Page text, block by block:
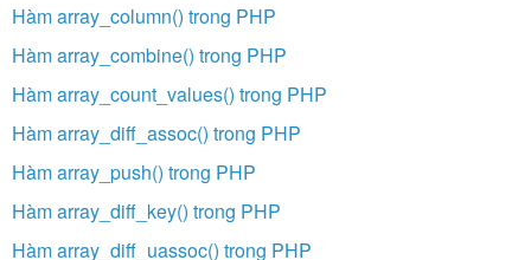
Hàm array_column() trong PHP
Hàm array_combine() trong PHP
Hàm array_count_values() trong PHP
Hàm array_diff_assoc() trong PHP
Hàm array_push() trong PHP
Hàm array_diff_key() trong PHP
Hàm array_diff_uassoc() trong PHP